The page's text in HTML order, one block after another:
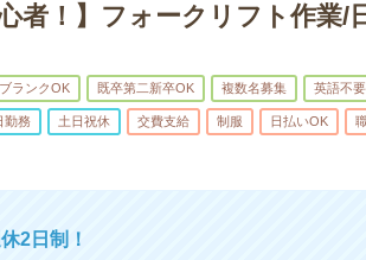
者！】フォークリフト作業/
ブランクOK 既卒第二新卒OK 複数名募集 英語不要
勤務 土日祝休 交費支給 制服 日払いOK
2日制！